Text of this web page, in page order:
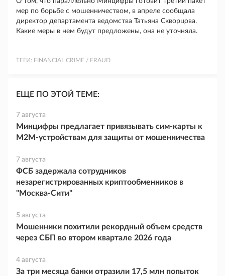
мер по борьбе с мошенничеством, в апреле сообщала
директор департамента ведомства Татьяна Скворцова.
Какие меры в нем будут предложены, она не уточняла.
ТЕГИ: FINANCIAL CRIME / FRAUD
ЕЩЕ ПО ЭТОЙ ТЕМЕ:
7 августа
Минцифры предлагает привязывать сим-карты к
M2M-устройствам для защиты от мошенничества
7 августа
ФСБ задержала сотрудников
незарегистрированных криптообменников в
"Москва-Сити"
5 августа
Мошенники похитили рекордный объем средств
через СБП во втором квартале 2026 года
4 августа
За три месяца банки отразили 17,5 млн попыток